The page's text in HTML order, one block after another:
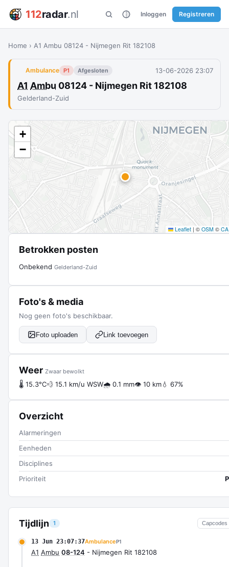
112radar.nl Inloggen Registreren
Home › A1 Ambu 08124 - Nijmegen Rit 182108
Ambulance P1 Afgesloten 13-06-2026 23:07
A1 Ambu 08124 - Nijmegen Rit 182108
Gelderland-Zuid
Tijdlijn 1 Capcodes
13 Jun 23:07:37AmbulanceP1
A1 Ambu 08-124 - Nijmegen Rit 182108
+
−
Leaflet | © OSM ©
Betrokken posten
Onbekend Gelderland-Zuid
Foto's & media
Nog geen foto's beschikbaar.
Foto uploaden Link toevoegen
Weer Zwaar bewolkt
🌡 15.3°C💨 15.1 km/u WSW🌧 0.1 mm👁 10 km💧 67%
Overzicht
Alarmeringen
Eenheden
Disciplines
Prioriteit